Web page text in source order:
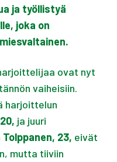
ja työllistyä
joka on
ovat nyt
vaiheisiin.
harjoittelun
ja juuri
Tolppanen, 23, eivät
mutta tiiviin